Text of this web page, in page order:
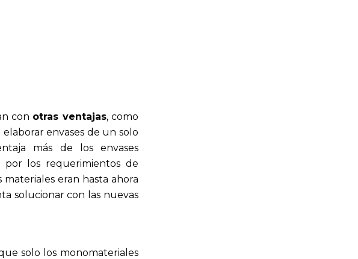
con otras ventajas, como
envases de un solo
más de los envases
los requerimientos de
eran hasta ahora
solucionar con las nuevas
solo los monomateriales